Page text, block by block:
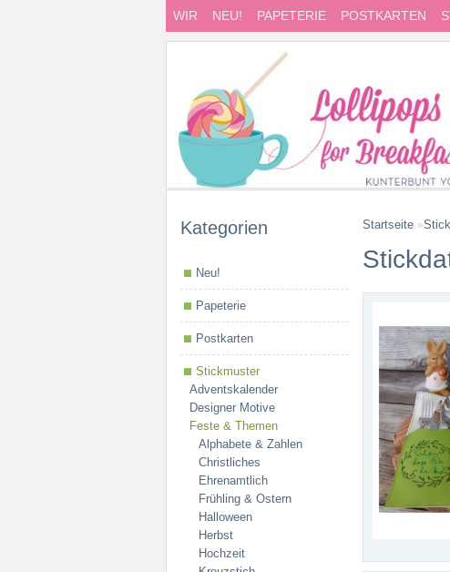
WIR NEU! PAPETERIE POSTKARTEN
Kategorien
Neu!
Papeterie
Postkarten
Stickmuster
Adventskalender
Designer Motive
Feste & Themen
Alphabete & Zahlen
Christliches
Ehrenamtlich
Frühling & Ostern
Halloween
Herbst
Hochzeit
Startseite »